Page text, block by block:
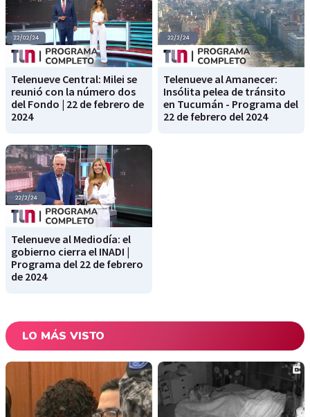
Telenueve Central: Milei se
reunió con la número dos
del Fondo | 22 de febrero de
2024
Telenueve al Amanecer:
Insólita pelea de tránsito
en Tucumán - Programa del
22 de febrero del 2024
Telenueve al Mediodía: el
gobierno cierra el INADI |
Programa del 22 de febrero
de 2024
LO MÁS VISTO